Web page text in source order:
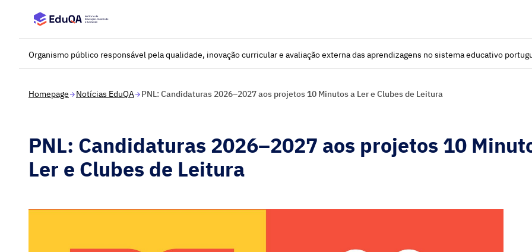
Organismo público responsável pela qualidade, inovação curricular e avaliação externa das aprendizagens no sistema educativo
Homepage Notícias EduQA PNL: Candidaturas 2026–2027 aos projetos 10 Minutos a Ler e Clubes de Leitura
PNL: Candidaturas 2026–2027 aos projetos 10
Ler e Clubes de Leitura